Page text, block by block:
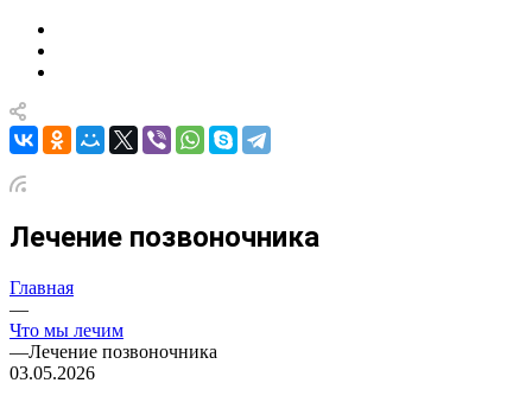
Лечение позвоночника
Главная
—
Что мы лечим
—Лечение позвоночника
03.05.2026